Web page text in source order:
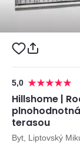
5,0
Hillshome |
terasou
Byt, Liptovský